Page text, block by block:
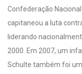
Confederação
capitaneou a luta
liderando
2000. Em 2007, um
Schulte também foi